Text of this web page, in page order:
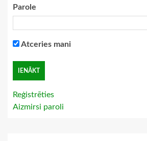
Parole
Atceries mani
Reģistrēties
Aizmirsi paroli